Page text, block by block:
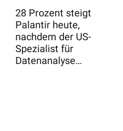
28 Prozent steigt
Palantir heute,
nachdem der US-
Spezialist für
Datenanalyse